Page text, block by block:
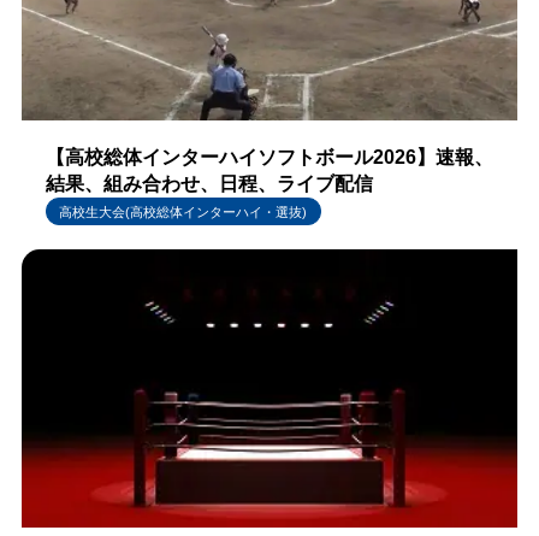
【高校総体インターハイソフトボール2026】速報、
結果、組み合わせ、日程、ライブ配信
高校生大会(高校総体インターハイ・選抜)